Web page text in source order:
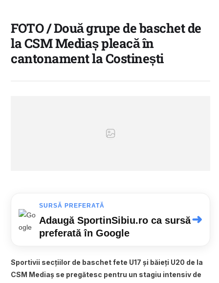
FOTO / Două grupe de baschet de
la CSM Mediaș pleacă în
cantonament la Costinești
SURSĂ PREFERATĂ
Adaugă SportinSibiu.ro ca sursă
preferată în Google
➜
Sportivii secțiilor de baschet fete U17 și băieți U20 de la
CSM Mediaș se pregătesc pentru un stagiu intensiv de